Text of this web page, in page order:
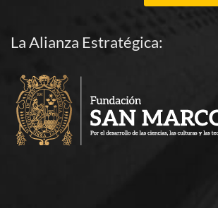
La Alianza Estratégica: